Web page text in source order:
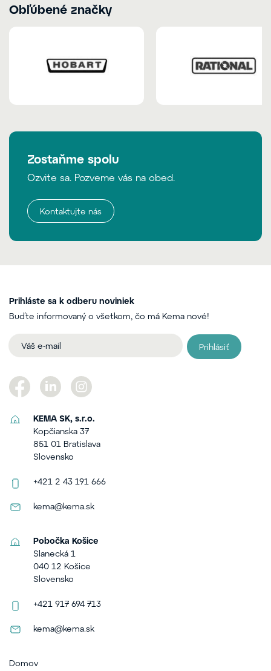
Obľúbené značky
Zostaňme spolu
Ozvite sa. Pozveme vás na obed.
Kontaktujte nás
Prihláste sa k odberu noviniek
Buďte informovaný o všetkom, čo má Kema nové!
Prihlásiť
KEMA SK, s.r.o.
Kopčianska 37
851 01 Bratislava
Slovensko
+421 2 43 191 666
kema@kema.sk
Pobočka Košice
Slanecká 1
040 12 Košice
Slovensko
+421 917 694 713
kema@kema.sk
Domov